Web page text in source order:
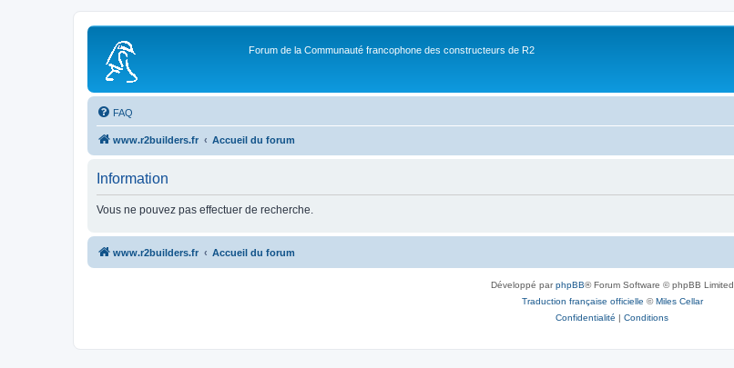
Forum de la Communauté francophone des constructeurs de R2
FAQ
www.r2builders.fr Accueil du forum
Information
Vous ne pouvez pas effectuer de recherche.
www.r2builders.fr Accueil du forum
Développé parphpBB® Forum Software © phpBB Limited
Traduction française officielle ©Miles Cellar
Confidentialité | Conditions